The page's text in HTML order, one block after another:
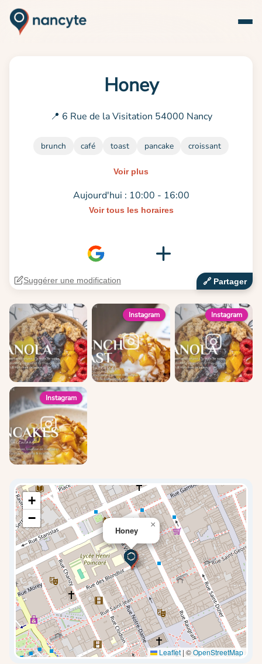
Honey
📍 6 Rue de la Visitation 54000 Nancy
brunch café toast pancake croissant
Voir plus
Aujourd'hui : 10:00 - 16:00
Voir tous les horaires
🔗‍️ Partager
Suggérer une modification
Instagram Instagram
Instagram
Honey
×
+
−
Leaflet |©OpenStreetMap